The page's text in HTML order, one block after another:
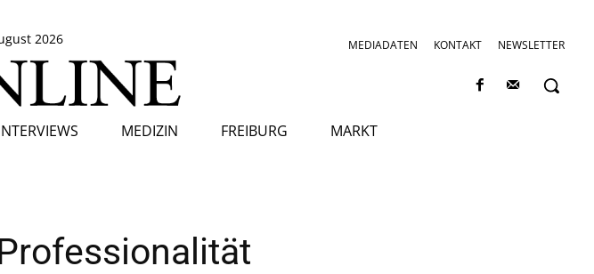
2026 MEDIADATEN KONTAKT NEWSLETTER
MEDIZIN FREIBURG MARKT